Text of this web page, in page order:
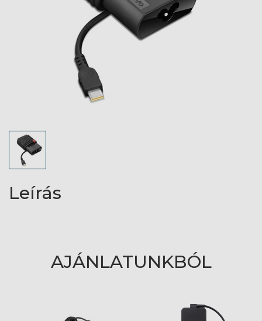
Leírás
AJÁNLATUNKBÓL